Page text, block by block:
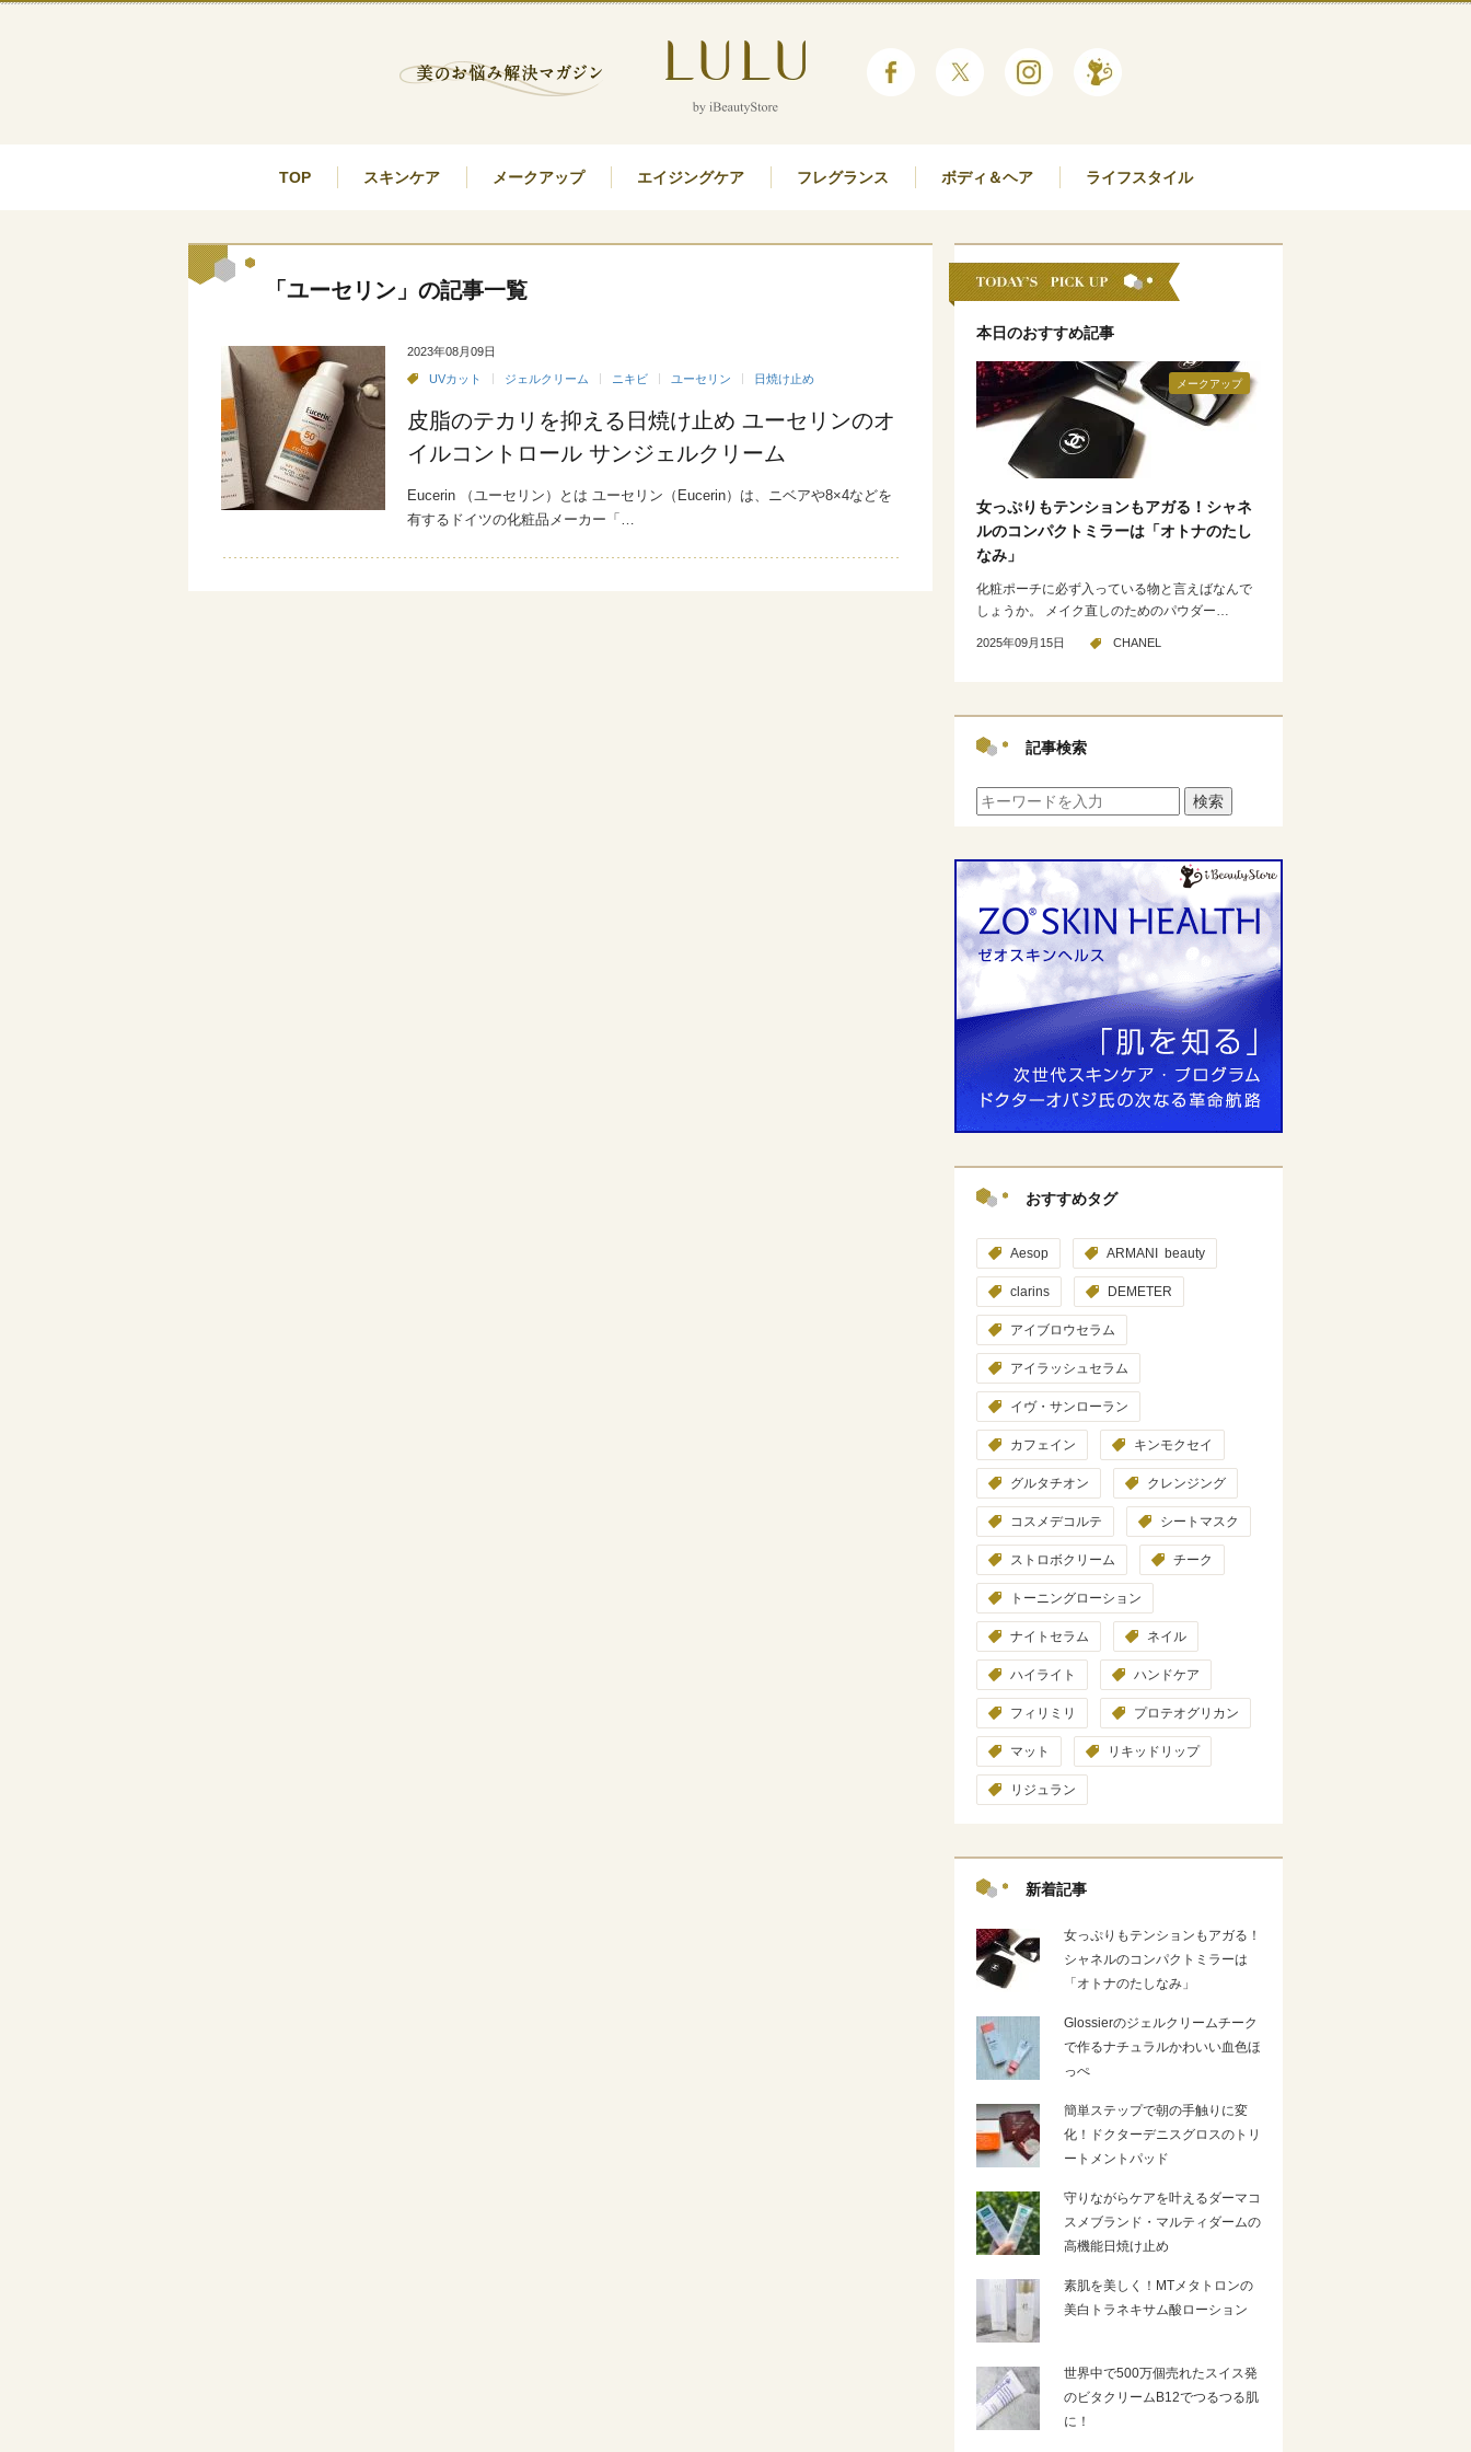
TOP スキンケア メークアップ エイジングケア フレグランス ボディ＆ヘア ライフスタイル
「ユーセリン」の記事一覧
2023年08月09日
UVカット ジェルクリーム ニキビ ユーセリン 日焼け止め
皮脂のテカリを抑える日焼け止め ユーセリンのオ
イルコントロール サンジェルクリーム
Eucerin （ユーセリン）とは ユーセリン（Eucerin）は、ニベアや8×4などを
有するドイツの化粧品メーカー「…
本日のおすすめ記事
メークアップ
女っぷりもテンションもアガる！シャネ
ルのコンパクトミラーは「オトナのたし
なみ」
化粧ポーチに必ず入っている物と言えばなんで
しょうか。 メイク直しのためのパウダー…
2025年09月15日 CHANEL
記事検索
検索
おすすめタグ
Aesop ARMANI beauty
clarins DEMETER
アイブロウセラム
アイラッシュセラム
イヴ・サンローラン
カフェイン キンモクセイ
グルタチオン クレンジング
コスメデコルテ シートマスク
ストロボクリーム チーク
トーニングローション
ナイトセラム ネイル
ハイライト ハンドケア
フィリミリ プロテオグリカン
マット リキッドリップ
リジュラン
新着記事
女っぷりもテンションもアガる！
シャネルのコンパクトミラーは
「オトナのたしなみ」
Glossierのジェルクリームチーク
で作るナチュラルかわいい血色ほ
っぺ
簡単ステップで朝の手触りに変
化！ドクターデニスグロスのトリ
ートメントパッド
守りながらケアを叶えるダーマコ
スメブランド・マルティダームの
高機能日焼け止め
素肌を美しく！MTメタトロンの
美白トラネキサム酸ローション
世界中で500万個売れたスイス発
のビタクリームB12でつるつる肌
に！